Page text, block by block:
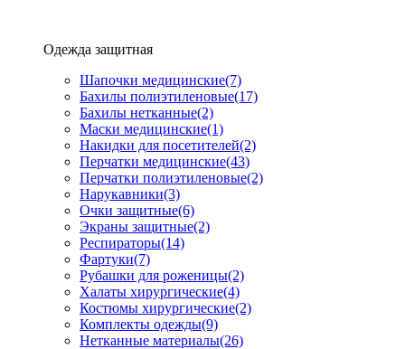
Одежда защитная
Шапочки медицинские(7)
Бахилы полиэтиленовые(17)
Бахилы нетканные(2)
Маски медицинские(1)
Накидки для посетителей(2)
Перчатки медицинские(43)
Перчатки полиэтиленовые(2)
Нарукавники(3)
Очки защитные(6)
Экраны защитные(2)
Рeспираторы(14)
Фартуки(7)
Рубашки для роженицы(2)
Халаты хирургические(4)
Костюмы хирургические(2)
Комплекты одежды(9)
Нетканные материалы(26)